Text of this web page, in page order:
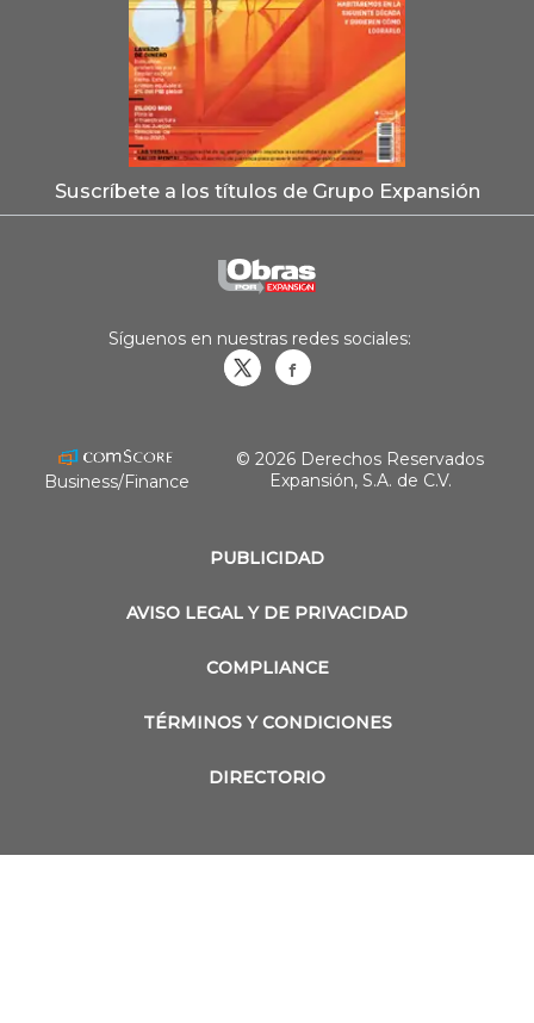
Suscríbete a los títulos de Grupo Expansión
PUBLICIDAD
AVISO LEGAL Y DE PRIVACIDAD
COMPLIANCE
TÉRMINOS Y CONDICIONES
DIRECTORIO
Síguenos en nuestras redes sociales:
Business/Finance
© 2026 Derechos Reservados
Expansión, S.A. de C.V.